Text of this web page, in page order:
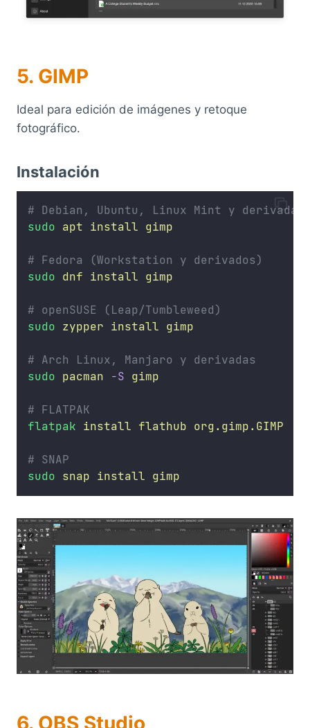
5. GIMP
Ideal para edición de imágenes y retoque
fotográfico.
Instalación
# Debian, Ubuntu, Linux Mint y derivadas
sudo apt install gimp
# Fedora (Workstation y derivados)
sudo dnf install gimp
# openSUSE (Leap/Tumbleweed)
sudo zypper install gimp
# Arch Linux, Manjaro y derivadas
sudo pacman -S gimp
# FLATPAK
flatpak install flathub org.gimp.GIMP
# SNAP
sudo snap install gimp
6. OBS Studio